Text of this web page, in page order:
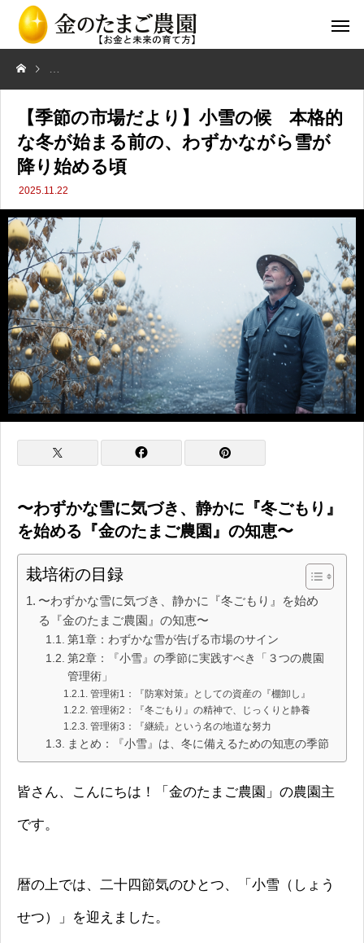
【季節の市場だより】小雪の候 本格的な冬が始まる前の、わずかなが
【季節の市場だより】小雪の候 本格的
な冬が始まる前の、わずかながら雪が
降り始める頃
2025.11.22
〜わずかな雪に気づき、静かに『冬ごもり』
を始める『金のたまご農園』の知恵〜
栽培術の目録
〜わずかな雪に気づき、静かに『冬ごもり』を始め
る『金のたまご農園』の知恵〜
第1章：わずかな雪が告げる市場のサイン
第2章：『小雪』の季節に実践すべき「３つの農園
管理術」
管理術1：『防寒対策』としての資産の『棚卸し』
管理術2：『冬ごもり』の精神で、じっくりと静養
管理術3：『継続』という名の地道な努力
まとめ：『小雪』は、冬に備えるための知恵の季節
皆さん、こんにちは！「金のたまご農園」の農園主
です。
暦の上では、二十四節気のひとつ、「小雪（しょう
せつ）」を迎えました。